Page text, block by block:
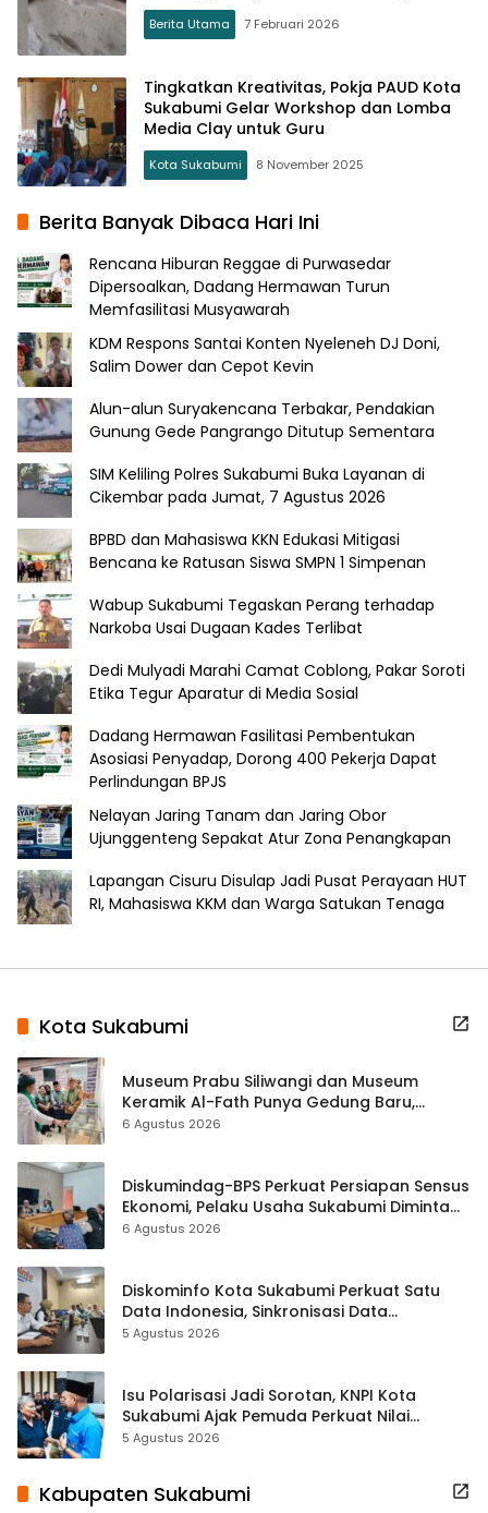
Berita Utama 7 Februari 2026
Tingkatkan Kreativitas, Pokja PAUD Kota
Sukabumi Gelar Workshop dan Lomba
Media Clay untuk Guru
Kota Sukabumi 8 November 2025
Berita Banyak Dibaca Hari Ini
Rencana Hiburan Reggae di Purwasedar
Dipersoalkan, Dadang Hermawan Turun
Memfasilitasi Musyawarah
KDM Respons Santai Konten Nyeleneh DJ Doni,
Salim Dower dan Cepot Kevin
Alun-alun Suryakencana Terbakar, Pendakian
Gunung Gede Pangrango Ditutup Sementara
SIM Keliling Polres Sukabumi Buka Layanan di
Cikembar pada Jumat, 7 Agustus 2026
BPBD dan Mahasiswa KKN Edukasi Mitigasi
Bencana ke Ratusan Siswa SMPN 1 Simpenan
Wabup Sukabumi Tegaskan Perang terhadap
Narkoba Usai Dugaan Kades Terlibat
Dedi Mulyadi Marahi Camat Coblong, Pakar Soroti
Etika Tegur Aparatur di Media Sosial
Dadang Hermawan Fasilitasi Pembentukan
Asosiasi Penyadap, Dorong 400 Pekerja Dapat
Perlindungan BPJS
Nelayan Jaring Tanam dan Jaring Obor
Ujunggenteng Sepakat Atur Zona Penangkapan
Lapangan Cisuru Disulap Jadi Pusat Perayaan HUT
RI, Mahasiswa KKM dan Warga Satukan Tenaga
Kota Sukabumi
Museum Prabu Siliwangi dan Museum
Keramik Al-Fath Punya Gedung Baru,
Hampir 500 Koleksi Dipisahkan
6 Agustus 2026
Diskumindag-BPS Perkuat Persiapan Sensus
Ekonomi, Pelaku Usaha Sukabumi Diminta
Terbuka Beri Data
6 Agustus 2026
Diskominfo Kota Sukabumi Perkuat Satu
Data Indonesia, Sinkronisasi Data
Kewilayahan Dikebut
5 Agustus 2026
Isu Polarisasi Jadi Sorotan, KNPI Kota
Sukabumi Ajak Pemuda Perkuat Nilai
Kebangsaan
5 Agustus 2026
Kabupaten Sukabumi